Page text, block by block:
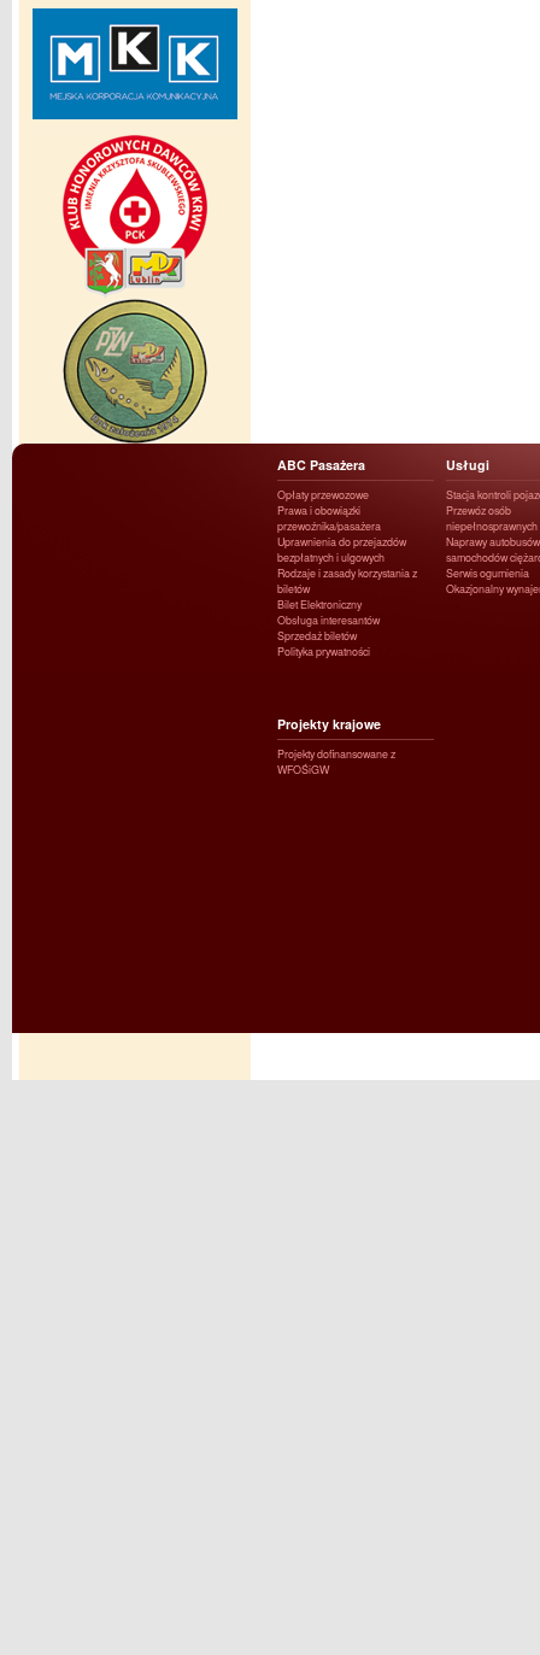
ABC Pasażera
Opłaty przewozowe
Prawa i obowiązki
przewoźnika/pasażera
Uprawnienia do przejazdów
bezpłatnych i ulgowych
Rodzaje i zasady korzystania z
biletów
Bilet Elektroniczny
Obsługa interesantów
Sprzedaż biletów
Polityka prywatności
Usługi
Stacja kontroli
Przewóz osób
niepełnosprawnych
Naprawy
samochodów
Serwis ogumienia
Okazjonalny
Projekty krajowe
Projekty dofinansowane z
WFOŚiGW